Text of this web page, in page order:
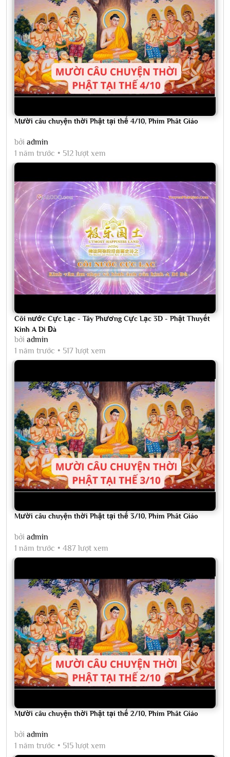
Mười câu chuyện thời Phật tại thế 4/10, Phim Phât Giáo
bởi admin
1 năm trước
512 lượt xem
Cõi nước Cực Lạc - Tây Phương Cực Lạc 3D - Phật Thuyết
Kinh A Di Đà
bởi admin
1 năm trước
517 lượt xem
Mười câu chuyện thời Phật tại thế 3/10, Phim Phât Giáo
bởi admin
1 năm trước
487 lượt xem
Mười câu chuyện thời Phật tại thế 2/10, Phim Phât Giáo
bởi admin
1 năm trước
515 lượt xem